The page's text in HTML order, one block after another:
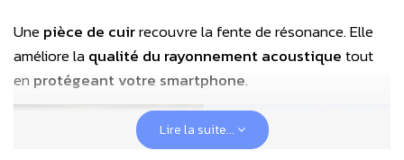
Unepièce de cuirrecouvre la fente de résonance. Elle
améliore laqualité du rayonnement acoustiquetout
en protégeant votre smartphone.
Lire la suite...